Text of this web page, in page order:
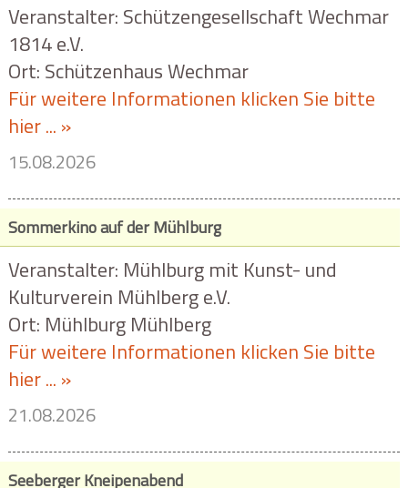
Veranstalter: Schützengesellschaft Wechmar
1814 e.V.
Ort: Schützenhaus Wechmar
Für weitere Informationen klicken Sie bitte
hier ... »
15.08.2026
Sommerkino auf der Mühlburg
Veranstalter: Mühlburg mit Kunst- und
Kulturverein Mühlberg e.V.
Ort: Mühlburg Mühlberg
Für weitere Informationen klicken Sie bitte
hier ... »
21.08.2026
Seeberger Kneipenabend